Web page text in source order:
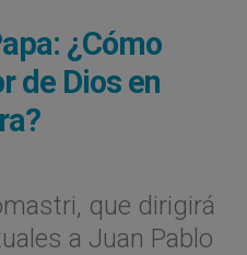
¿Cómo
de Dios en
que dirigirá
a Juan Pablo